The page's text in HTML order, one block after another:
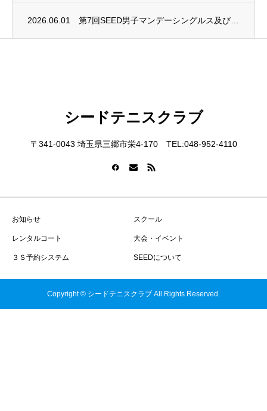
2026.06.01
シードテニスクラブ
〒341-0043 埼玉県三郷市栄4-170 TEL:048-952-4110
お知らせ スクール
レンタルコート 大会・イベント
３Ｓ予約システム SEEDについて
Copyright © シードテニスクラブ All Rights Reserved.